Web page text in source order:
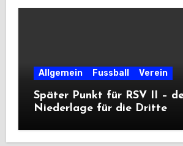
Allgemein Fussball Verein
Später Punkt für RSV II –
Niederlage für die Dritte